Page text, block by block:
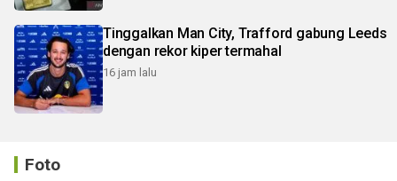
Tinggalkan Man City, Trafford gabung Leeds
dengan rekor kiper termahal
16 jam lalu
Foto